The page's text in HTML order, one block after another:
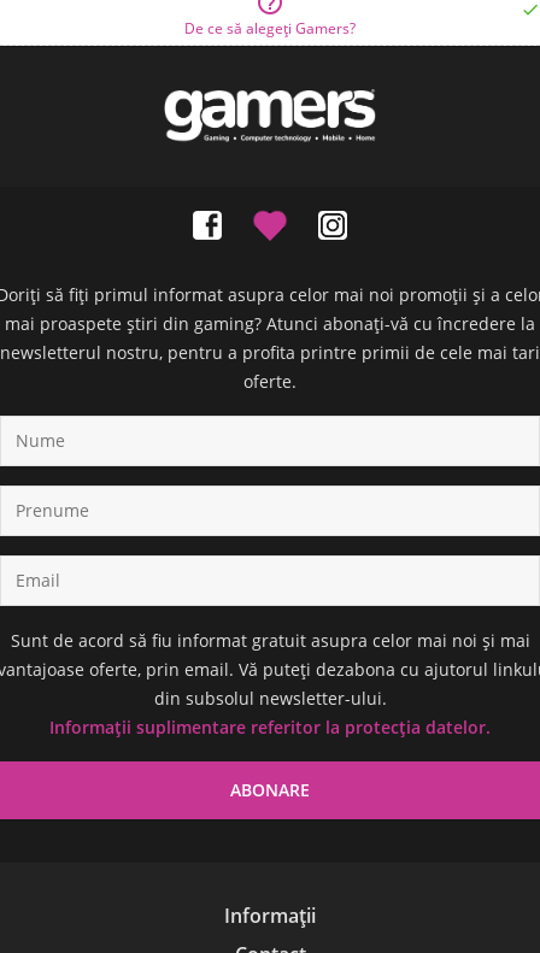
De ce să alegeți Gamers?

să fiți primul informat asupra celor mai noi promoții și a
mai proaspete știri din gaming? Atunci abonați-vă cu încredere la
newsletterul nostru, pentru a profita printre primii de cele mai tari
oferte.
Sunt de acord să fiu informat gratuit asupra celor mai noi și mai
oferte, prin email. Vă puteți dezabona cu ajutorul
din subsolul newsletter-ului.
Informații suplimentare referitor la protecția datelor.
Informații